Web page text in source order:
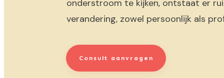
onderstroom te kijken, ontstaat er
verandering, zowel persoonlijk als
Consult aanvragen